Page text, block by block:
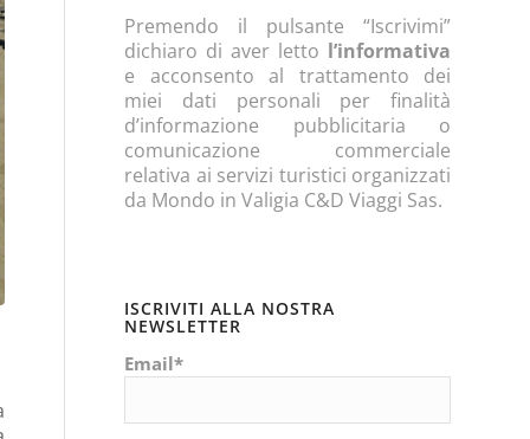
Premendo il pulsante “Iscrivimi”
dichiaro di aver letto l’informativa
e acconsento al trattamento dei
miei dati personali per finalità
d’informazione pubblicitaria o
comunicazione commerciale
relativa ai servizi turistici organizzati
da Mondo in Valigia C&D Viaggi Sas.
ISCRIVITI ALLA NOSTRA
NEWSLETTER
Email*